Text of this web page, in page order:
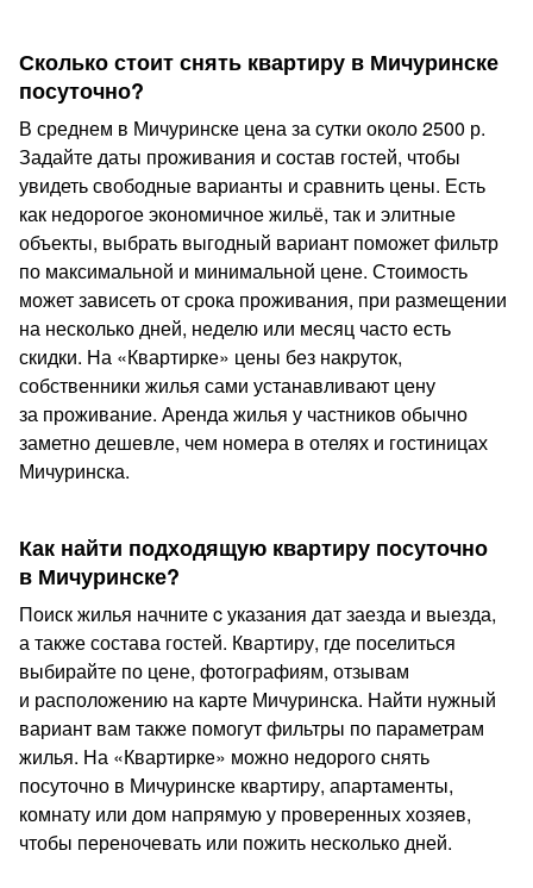
Сколько стоит снять квартиру в Мичуринске
посуточно?
В среднем в Мичуринске цена за сутки около 2500 р.
Задайте даты проживания и состав гостей, чтобы
увидеть свободные варианты и сравнить цены. Есть
как недорогое экономичное жильё, так и элитные
объекты, выбрать выгодный вариант поможет фильтр
по максимальной и минимальной цене. Стоимость
может зависеть от срока проживания, при размещении
на несколько дней, неделю или месяц часто есть
скидки. На «Квартирке» цены без накруток,
собственники жилья сами устанавливают цену
за проживание. Аренда жилья у частников обычно
заметно дешевле, чем номера в отелях и гостиницах
Мичуринска.
Как найти подходящую квартиру посуточно
в Мичуринске?
Поиск жилья начните c указания дат заезда и выезда,
а также состава гостей. Квартиру, где поселиться
выбирайте по цене, фотографиям, отзывам
и расположению на карте Мичуринска. Найти нужный
вариант вам также помогут фильтры по параметрам
жилья. На «Квартирке» можно недорого снять
посуточно в Мичуринске квартиру, апартаменты,
комнату или дом напрямую у проверенных хозяев,
чтобы переночевать или пожить несколько дней.